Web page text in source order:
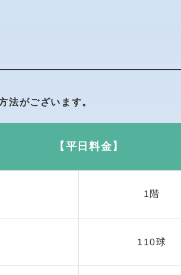
法がございます。
【平日料金】
1階
110球